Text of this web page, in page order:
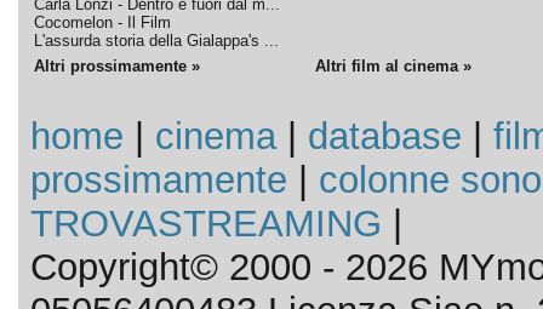
Carla Lonzi - Dentro e fuori dal m...
Cocomelon - Il Film
L'assurda storia della Gialappa's ...
Altri prossimamente » Altri film al cinema »
home cinema| database
prossimamente
colonne
TROVASTREAMING
Copyright© 2000 - 2026